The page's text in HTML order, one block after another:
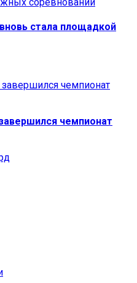
стала площадкой
чемпионат